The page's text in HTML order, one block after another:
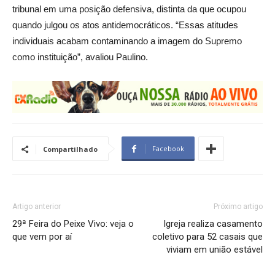
tribunal em uma posição defensiva, distinta da que ocupou
quando julgou os atos antidemocráticos. “Essas atitudes
individuais acabam contaminando a imagem do Supremo
como instituição”, avaliou Paulino.
Compartilhado Facebook
Artigo anterior
29ª Feira do Peixe Vivo: veja o
que vem por aí
Próximo artigo
Igreja realiza casamento
coletivo para 52 casais que
viviam em união estável